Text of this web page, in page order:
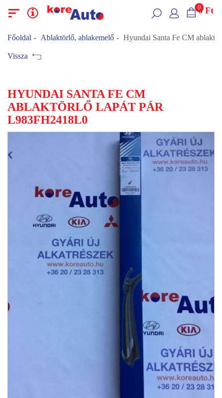
Kategóriák
Menü 00Ft
Főoldal Ablaktörlő, ablakemelő Hyundai Santa Fe CM
Vissza
HYUNDAI SANTA FE CM
ABLAKTÖRLŐ LAPÁT PÁR
L983FH2418L0